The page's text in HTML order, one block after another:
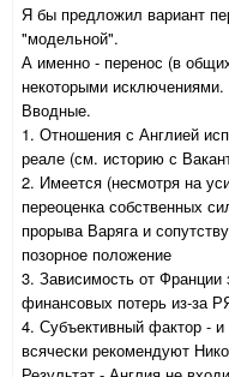
Я бы предложил вариант
"модельной".
А именно - перенос (в
некоторыми исключениями.
Вводные.
1. Отношения с Англией
реале (см. историю с
2. Имеется (несмотря на
переоценка собственных
прорыва Варяга и
позорное положение
3. Зависимость от
финансовых потерь из-за
4. Субъективный фактор -
всячески рекомендуют